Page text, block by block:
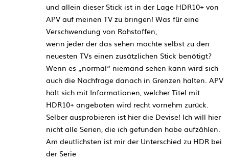
und allein dieser Stick ist in der Lage HDR10+ von
APV auf meinen TV zu bringen! Was für eine
Verschwendung von Rohstoffen,
wenn jeder der das sehen möchte selbst zu den
neuesten TVs einen zusätzlichen Stick benötigt?
Wenn es „normal“ niemand sehen kann wird sich
auch die Nachfrage danach in Grenzen halten. APV
hält sich mit Informationen, welcher Titel mit
HDR10+ angeboten wird recht vornehm zurück.
Selber ausprobieren ist hier die Devise! Ich will hier
nicht alle Serien, die ich gefunden habe aufzählen.
Am deutlichsten ist mir der Unterschied zu HDR bei
der Serie